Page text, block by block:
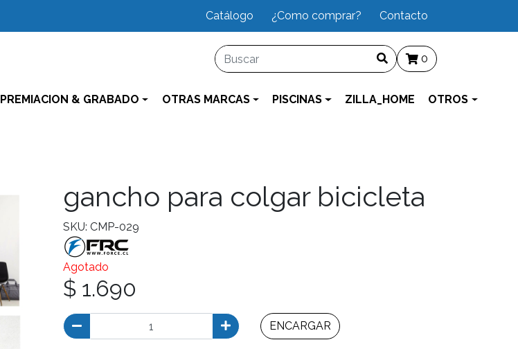
Catálogo ¿Como comprar? Contacto
0
PREMIACION & GRABADO OTRAS MARCAS PISCINAS ZILLA_HOME OTROS
gancho para colgar bicicleta
SKU: CMP-029
Agotado
$ 1.690
ENCARGAR